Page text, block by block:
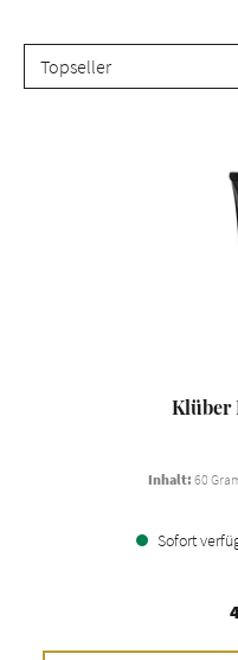
Klüber
Inhalt: 60
Sofort